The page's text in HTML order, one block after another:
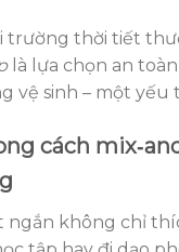
trường thời tiết
là lựa chọn an
vệ sinh – một
cách
ngắn không chỉ